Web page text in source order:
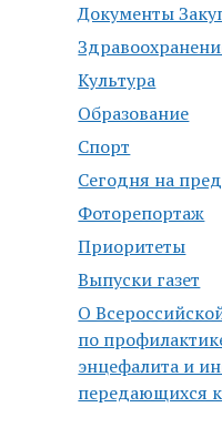
Документы
Культура
Образование
Спорт
Сегодня на
Фоторепортаж
Приоритеты
Выпуски газет
О
по
энцефалита и
передающихся